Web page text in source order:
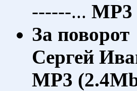
------...
За поворот
Сергей
MP3